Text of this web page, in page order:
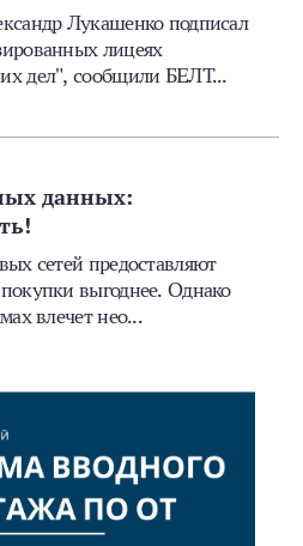
Лукашенко подписал
лицеях
дел", сообщили БЕЛТ...
данных:
сетей предоставляют
выгоднее. Однако
влечет нео...